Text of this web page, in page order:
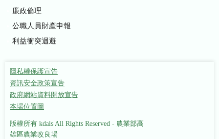
廉政倫理
公職人員財產申報
利益衝突迴避
隱私權保護宣告
資訊安全政策宣告
政府網站資料開放宣告
本場位置圖
版權所有 kdais All Rights Reserved - 農業部高
雄區農業改良場